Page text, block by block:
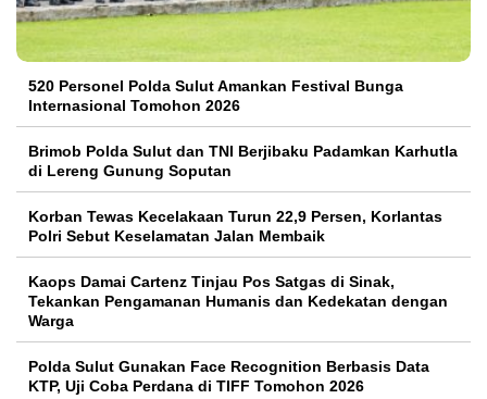
520 Personel Polda Sulut Amankan Festival Bunga
Internasional Tomohon 2026
Brimob Polda Sulut dan TNI Berjibaku Padamkan Karhutla
di Lereng Gunung Soputan
Korban Tewas Kecelakaan Turun 22,9 Persen, Korlantas
Polri Sebut Keselamatan Jalan Membaik
Kaops Damai Cartenz Tinjau Pos Satgas di Sinak,
Tekankan Pengamanan Humanis dan Kedekatan dengan
Warga
Polda Sulut Gunakan Face Recognition Berbasis Data
KTP, Uji Coba Perdana di TIFF Tomohon 2026